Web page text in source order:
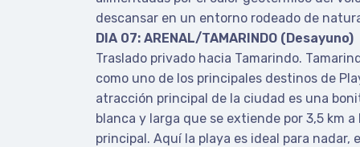
descansar en un entorno rodeado de
DIA 07: ARENAL/TAMARINDO (Desayuno)
Traslado privado hacia Tamarindo.
como uno de los principales destinos de
atracción principal de la ciudad es una
blanca y larga que se extiende por 3,5 km
principal. Aquí la playa es ideal para nadar,